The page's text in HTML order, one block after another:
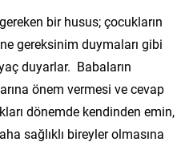
bir husus; çocukların
gereksinim duymaları gibi
duyarlar. Babaların
önem vermesi ve cevap
dönemde kendinden emin,
sağlıklı bireyler olmasına